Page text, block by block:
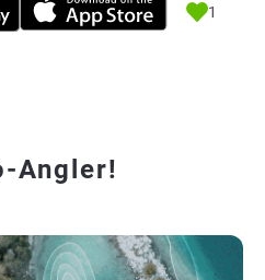
1
Angler!